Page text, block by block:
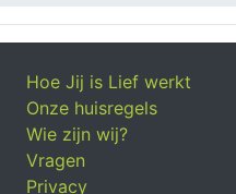
Hoe Jij is Lief werkt
Onze huisregels
Wie zijn wij?
Vragen
Privacy